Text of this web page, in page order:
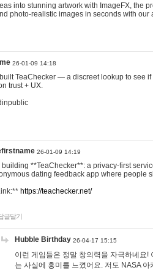
into stunning artwork with ImageFX, the
photo-realistic images in seconds with our
26-01-09 14:18
TeaChecker — a discreet lookup to see
trust + UX.
26-01-09 14:19
building **TeaChecker**: a privacy-first
dating feedback app where people
https://teachecker.net/
글달기
Hubble Birthday 26-04-17 15:15
이런 게임들은 정말 창의력을 자극하네요
는 사실에 흥미를 느꼈어요. 저도 NASA